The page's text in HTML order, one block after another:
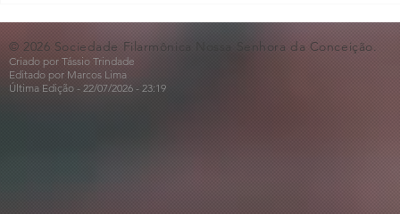
🎵🎶
ao Dia dos
© 2026 Sociedade Filarmônica Nossa Senhora da Conceição.
Criado por Tássio Trindade
Editado por Marcos Lima
Última Edição - 22/07/2026 - 23:19